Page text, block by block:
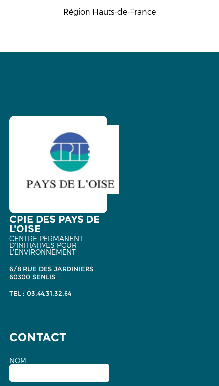
Région Hauts-de-France
CPIE DES PAYS DE
L'OISE
CENTRE PERMANENT
D'INITIATIVES POUR
L'ENVIRONNEMENT
6/8 RUE DES JARDINIERS
60300 SENLIS
TEL : 03.44.31.32.64
CONTACT
NOM